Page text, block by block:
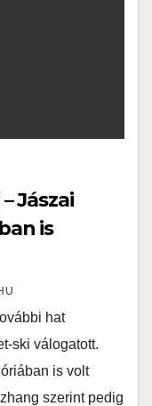
Jászai
is
hat
ski válogatott.
is volt
szerint pedig